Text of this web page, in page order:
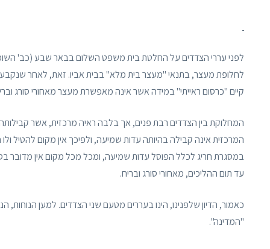
לחלופת מעצר, בתנאי "מעצר בית מלא" בבית אביו. זאת, לאחר
קיים "כרסום ראייתי" במידה אשר אינה מאפשרת מעצר מאחורי סורג
המחלוקת בין הצדדים רבת פנים, אך בלבה ראיה מרכזית, אשר
המרכזית אינה קבילה בהיותה עדות שמיעה, ולפיכך אין מקום להטיל
במסגרת חריג לכלל הפוסל עדות שמיעה, ומכל מכל מקום אין מדובר
עד תום ההליכים, מאחורי סורג ובריח.
כאמור, הדיון שלפנינו, הינו בעררים מטעם שני הצדדים. למען
"המדינה".